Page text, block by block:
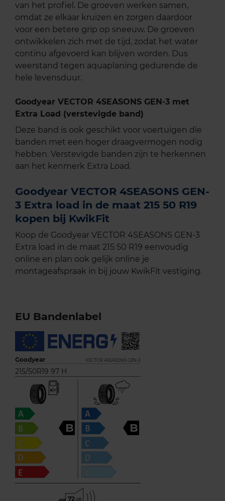
van het profiel. De groeven werken samen,
omdat ze elkaar kruizen en zorgen daardoor
voor een betere grip op sneeuw. De groeven
ontwikkelen zich met de tijd, zodat het water
continu afgevoerd kan blijven worden. Dus
weerstand tegen aquaplaning gedurende de
hele levensduur.
Goodyear VECTOR 4SEASONS GEN-3 met
Extra Load (verstevigde band)
Deze band is ook geschikt voor voertuigen die
banden met een hoger draagvermogen nodig
hebben. Verstevigde banden zijn te herkennen
aan het kenmerk Extra Load.
Goodyear VECTOR 4SEASONS GEN-
3 Extra load in de maat 215 50 R19
kopen bij KwikFit
Koop de Goodyear VECTOR 4SEASONS GEN-3
Extra load in de maat 215 50 R19 eenvoudig
online en plan ook gelijk online je
montageafspraak in bij jouw KwikFit vestiging.
EU Bandenlabel
Goodyear VECTOR 4SEASONS GEN-3
215/50R19 97 H
B B
72